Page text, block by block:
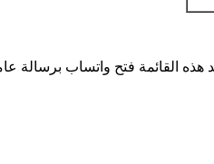
هذه القائمة فتح واتساب برسالة